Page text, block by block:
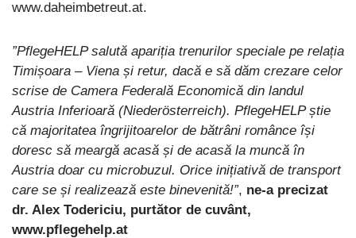
www.daheimbetreut.at.
”PflegeHELP salută apariția trenurilor speciale pe relația
Timișoara – Viena și retur, dacă e să dăm crezare celor
scrise de Camera Federală Economică din landul
Austria Inferioară (Niederösterreich). PflegeHELP știe
că majoritatea îngrijitoarelor de bătrâni românce își
doresc să meargă acasă și de acasă la muncă în
Austria doar cu microbuzul. Orice inițiativă de transport
care se și realizează este binevenită!”, ne-a precizat
dr. Alex Todericiu, purtător de cuvânt,
www.pflegehelp.at